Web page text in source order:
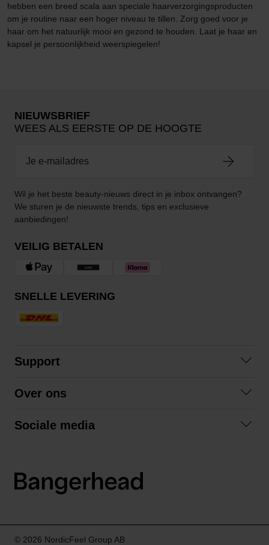
hebben een breed scala aan speciale haarverzorgingsproducten
om je routine naar een hoger niveau te tillen. Zorg goed voor je
haar om het natuurlijk mooi en gezond te houden. Laat je haar en
kapsel je persoonlijkheid weerspiegelen!
NIEUWSBRIEF
WEES ALS EERSTE OP DE HOOGTE
Wil je het beste beauty-nieuws direct in je inbox ontvangen?
We sturen je de nieuwste trends, tips en exclusieve
aanbiedingen!
VEILIG BETALEN
SNELLE LEVERING
Support
Algemene voorwaarden
Over ons
Sociale media
LinkedIn
© 2026 NordicFeel Group AB